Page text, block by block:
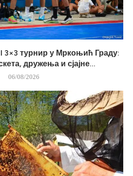
турнир у Мркоњић Граду:
дружења и сјајне...
06/08/2026